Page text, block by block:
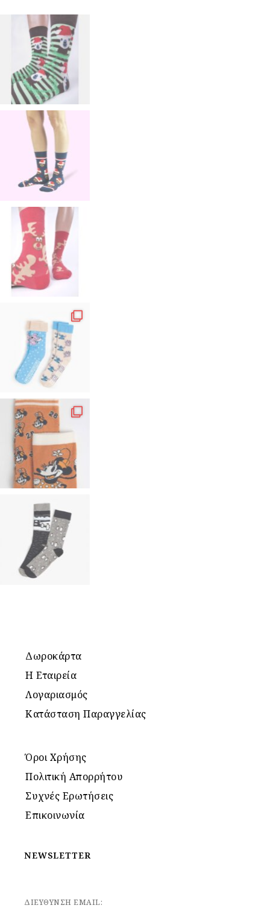
Δωροκάρτα
Η Εταιρεία
Λογαριασμός
Κατάσταση Παραγγελίας
Όροι Χρήσης
Πολιτική Απορρήτου
Συχνές Ερωτήσεις
Επικοινωνία
NEWSLETTER
ΔΙΕΥΘΥΝΣΗ EMAIL: